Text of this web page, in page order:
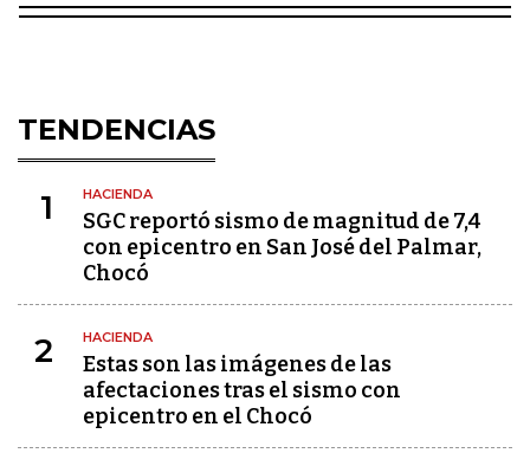
TENDENCIAS
1 HACIENDA
SGC reportó sismo de magnitud de 7,4
con epicentro en San José del Palmar,
Chocó
2 HACIENDA
Estas son las imágenes de las
afectaciones tras el sismo con
epicentro en el Chocó